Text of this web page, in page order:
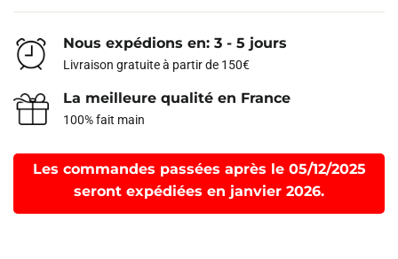
Nous expédions en: 3 - 5 jours
Livraison gratuite à partir de 150€
La meilleure qualité en France
100% fait main
Les commandes passées après le 05/12/2025
seront expédiées en janvier 2026.